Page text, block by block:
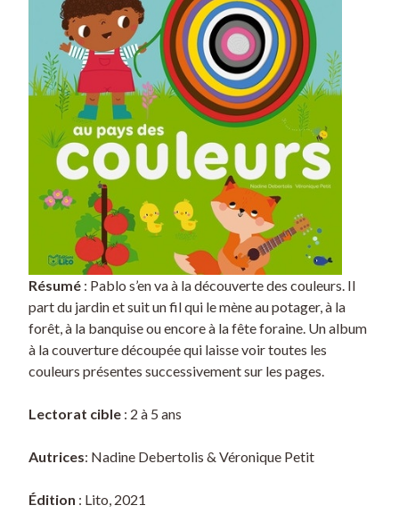
Résumé : Pablo s’en va à la découverte des couleurs. Il
part du jardin et suit un fil qui le mène au potager, à la
forêt, à la banquise ou encore à la fête foraine. Un album
à la couverture découpée qui laisse voir toutes les
couleurs présentes successivement sur les pages.
Lectorat cible : 2 à 5 ans
Autrices: Nadine Debertolis & Véronique Petit
Édition : Lito, 2021